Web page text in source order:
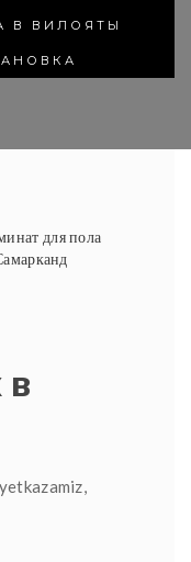
В ВИЛОЯТЫ